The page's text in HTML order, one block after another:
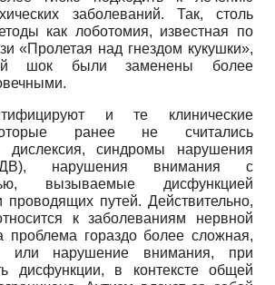
заболеваний. Так, столь
как лобото­мия, известная по
«Пролетая над гнездом кукушки»,
шок были заменены более
и те клинические
ранее не считались
дислексия, синдромы нарушения
нарушения внимания с
вызываемые дисфункцией
путей. Действительно,
к заболеваниям нервной
проблема гораздо более сложная,
или нарушение внимания, при
дисфункции, в контексте общей